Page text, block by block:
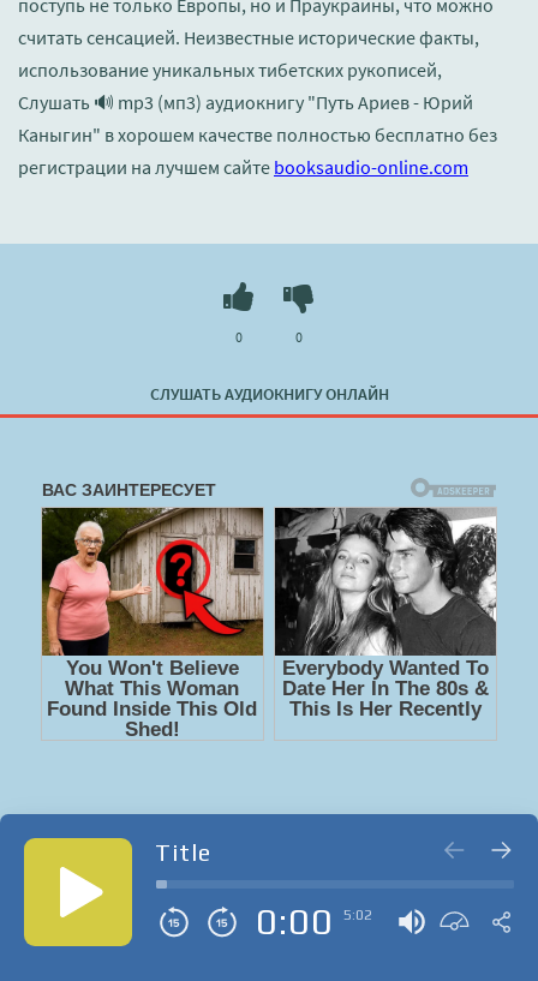
поступь не только Европы, но и Праукраины, что можно
считать сенсацией. Неизвестные исторические факты,
использование уникальных тибетских рукописей,
Слушать 🔊 mp3 (мп3) аудиокнигу "Путь Ариев - Юрий
Каныгин" в хорошем качестве полностью бесплатно без
регистрации на лучшем сайте booksaudio-online.com
СЛУШАТЬ АУДИОКНИГУ ОНЛАЙН
0 0
Title
0:00 5:02